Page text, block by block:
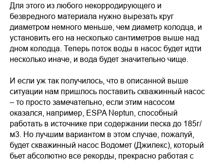
Для этого из любого некорродирующего и
безвредного материала нужно вырезать круг
диаметром немного меньше, чем диаметр колодца, и
установить его на несколько сантиметров выше над
дном колодца. Теперь поток воды в насос будет идти
несколько иначе, и вода будет значительно чище.
И если уж так получилось, что в описанной выше
ситуации нам пришлось поставить скважинный насос
– то просто замечательно, если этим насосом
оказался, например, ESPA Neptun, способный
работать в источнике при содержании песка до 185г/
м3. Но лучшим вариантом в этом случае, пожалуй,
будет скважинный насос Водомет (Джилекс), который
бьет абсолютно все рекорды, прекрасно работая с